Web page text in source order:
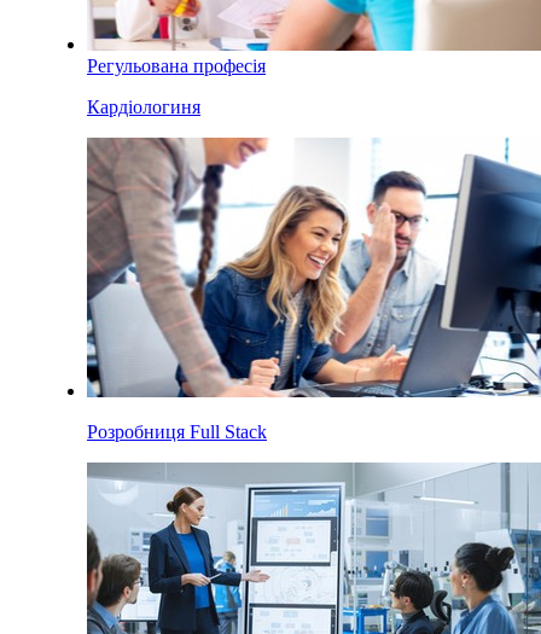
Регульована професія
Кардіологиня
Розробниця Full Stack